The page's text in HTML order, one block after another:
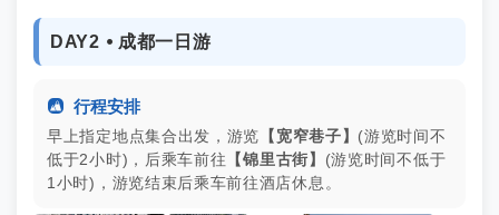
DAY2 ⦁ 成都一日游
 行程安排
早上指定地点集合出发，游览 【宽窄巷子】 (游览时间不
低于2小时)，后乘车前往 【锦里古街】 (游览时间不低于
1小时)，游览结束后乘车前往酒店休息。